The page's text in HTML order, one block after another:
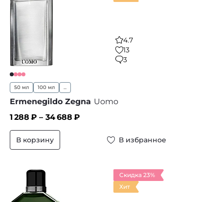
4.7
13
3
50 мл 100 мл ...
Ermenegildo Zegna Uomo
1 288 ₽ – 34 688 ₽
В корзину В избранное
Скидка 23%
Хит